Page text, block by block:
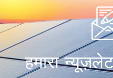
हमारा